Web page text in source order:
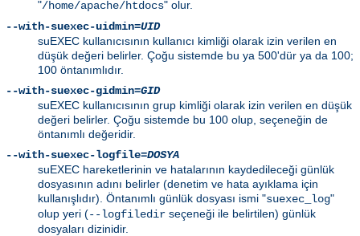
"/home/apache/htdocs" olur.
--with-suexec-uidmin=UID
suEXEC kullanıcısının kullanıcı kimliği olarak izin verilen en
düşük değeri belirler. Çoğu sistemde bu ya 500'dür ya da 100;
100 öntanımlıdır.
--with-suexec-gidmin=GID
suEXEC kullanıcısının grup kimliği olarak izin verilen en düşük
değeri belirler. Çoğu sistemde bu 100 olup, seçeneğin de
öntanımlı değeridir.
--with-suexec-logfile=DOSYA
suEXEC hareketlerinin ve hatalarının kaydedileceği günlük
dosyasının adını belirler (denetim ve hata ayıklama için
kullanışlıdır). Öntanımlı günlük dosyası ismi "suexec_log"
olup yeri (--logfiledir seçeneği ile belirtilen) günlük
dosyaları dizinidir.